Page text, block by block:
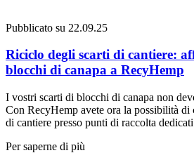
Pubblicato su 22.09.25
Riciclo degli scarti di cantiere:
blocchi di canapa a RecyHemp
I vostri scarti di blocchi di canapa non
Con RecyHemp avete ora la possibilità di
di cantiere presso punti di raccolta
Per saperne di più